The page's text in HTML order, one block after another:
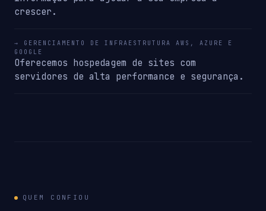
crescer.
→ GERENCIAMENTO DE INFRAESTRUTURA AWS, AZURE E
GOOGLE
Oferecemos hospedagem de sites com
servidores de alta performance e segurança.
QUEM CONFIOU